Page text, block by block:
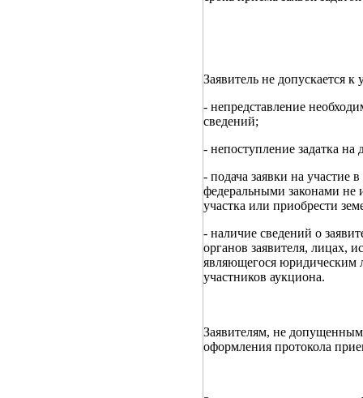
Заявитель не допускается
- непредставление
сведений;
- непоступление задатка на
- подача заявки на участие
федеральными законами не
участка или приобрести
- наличие сведений о
органов заявителя, лицах,
являющегося юридическим
участников аукциона.
Заявителям, не допущенным
оформления протокола